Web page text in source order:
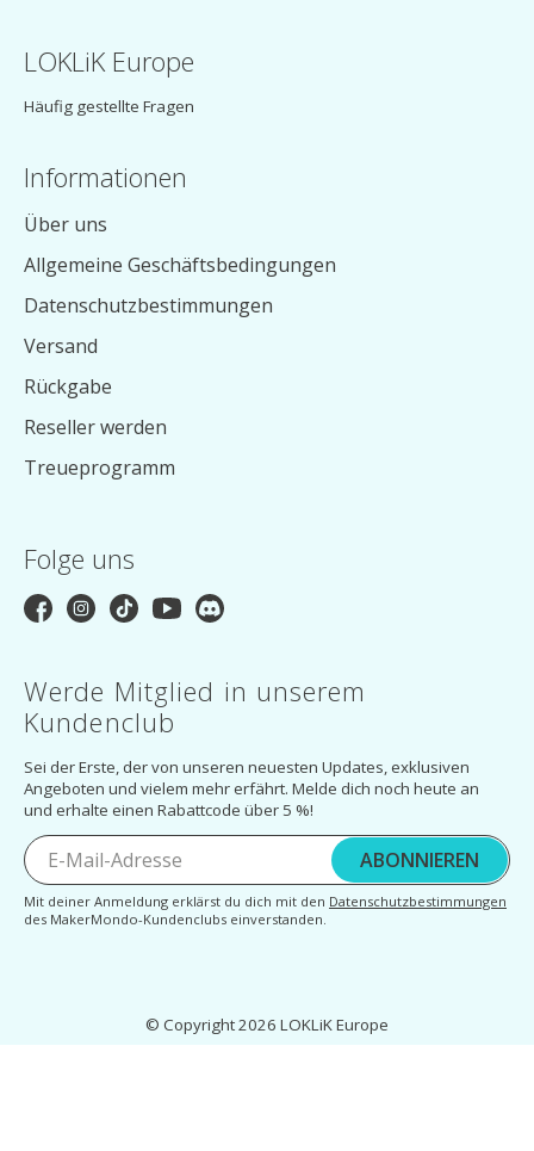
LOKLiK Europe
Häufig gestellte Fragen
Informationen
Über uns
Allgemeine Geschäftsbedingungen
Datenschutzbestimmungen
Versand
Rückgabe
Reseller werden
Treueprogramm
Folge uns
Werde Mitglied in unserem
Kundenclub
Sei der Erste, der von unseren neuesten Updates, exklusiven
Angeboten und vielem mehr erfährt. Melde dich noch heute an
und erhalte einen Rabattcode über 5 %!
ABONNIEREN
Mit deiner Anmeldung erklärst du dich mit den Datenschutzbestimmungen
des MakerMondo-Kundenclubs einverstanden.
© Copyright 2026 LOKLiK Europe